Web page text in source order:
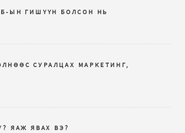
ЫН ГИШҮҮН БОЛСОН НЬ
СУРАЛЦАХ МАРКЕТИНГ,
ЯАЖ ЯВАХ ВЭ?